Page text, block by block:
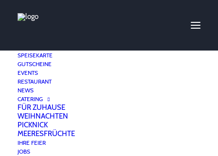
SPEISEKARTE
GUTSCHEINE
EVENTS
RESTAURANT
NEWS
CATERING
FÜR ZUHAUSE
WEIHNACHTEN
PICKNICK
MEERESFRÜCHTE
IHRE FEIER
JOBS
Kooperation am
Schiffbauerdamm